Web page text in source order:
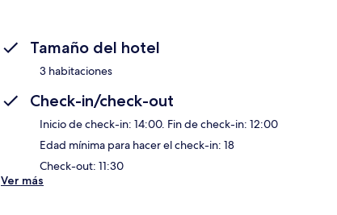
Tamaño del hotel
3 habitaciones
Check-in/check-out
Inicio de check-in: 14:00. Fin de check-in: 12:00
Edad mínima para hacer el check-in: 18
Check-out: 11:30
Ver más